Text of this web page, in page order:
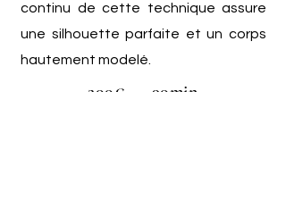
continu de cette technique assure
une silhouette parfaite et un corps
hautement modelé.
200€ - 90min